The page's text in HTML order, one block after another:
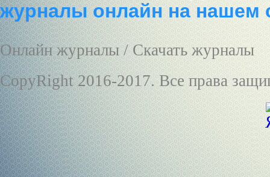
журналы онлайн на нашем
Онлайн журналы / Скачать журналы
CopyRight 2016-2017. Все права